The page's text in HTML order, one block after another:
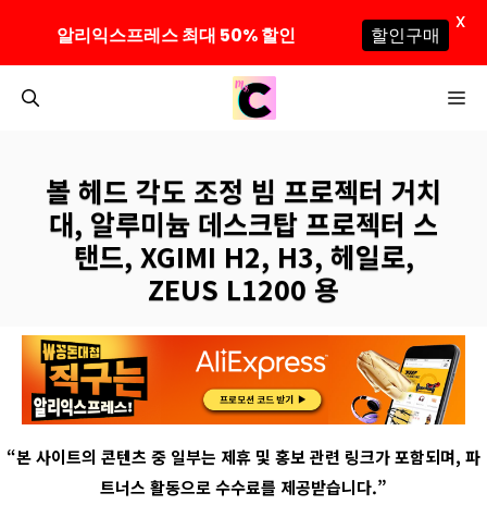
볼 헤드 각도 조정 빔 프로젝터 거치
대, 알루미늄 데스크탑 프로젝터 스
탠드, XGIMI H2, H3, 헤일로,
ZEUS L1200 용
“본 사이트의 콘텐츠 중 일부는 제휴 및 홍보 관련 링크가 포함되며, 파
트너스 활동으로 수수료를 제공받습니다.”
알리익스프레스 최대 50% 할인 할인구매
X